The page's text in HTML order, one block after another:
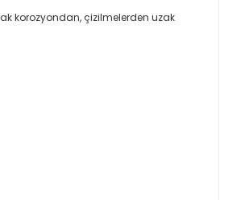
korozyondan, çizilmelerden uzak